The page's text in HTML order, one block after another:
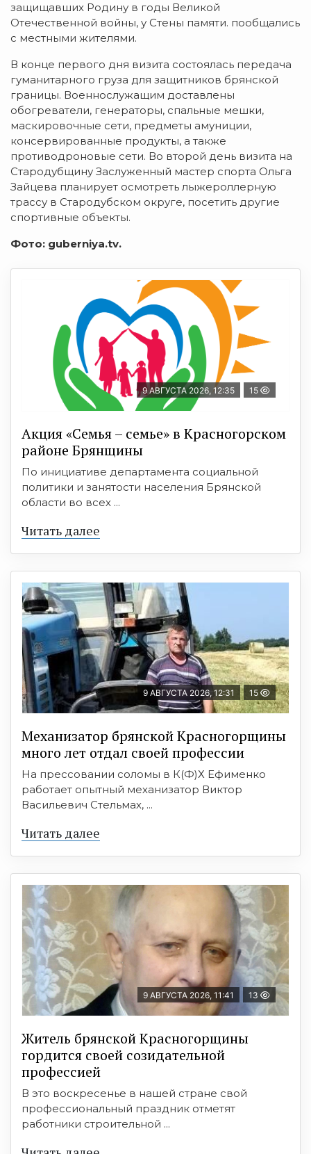
защищавших Родину в годы Великой
Отечественной войны, у Стены памяти. пообщались
с местными жителями.
В конце первого дня визита состоялась передача
гуманитарного груза для защитников брянской
границы. Военнослужащим доставлены
обогреватели, генераторы, спальные мешки,
маскировочные сети, предметы амуниции,
консервированные продукты, а также
противодроновые сети. Во второй день визита на
Стародубщину Заслуженный мастер спорта Ольга
Зайцева планирует осмотреть лыжероллерную
трассу в Стародубском округе, посетить другие
спортивные объекты.
Фото: guberniya.tv.
9 АВГУСТА 2026, 12:35 15
Акция «Семья – семье» в Красногорском
районе Брянщины
По инициативе департамента социальной
политики и занятости населения Брянской
области во всех ...
Читать далее
9 АВГУСТА 2026, 12:31 15
Механизатор брянской Красногорщины
много лет отдал своей профессии
На прессовании соломы в К(Ф)Х Ефименко
работает опытный механизатор Виктор
Васильевич Стельмах, ...
Читать далее
9 АВГУСТА 2026, 11:41 13
Житель брянской Красногорщины
гордится своей созидательной
профессией
В это воскресенье в нашей стране свой
профессиональный праздник отметят
работники строительной ...